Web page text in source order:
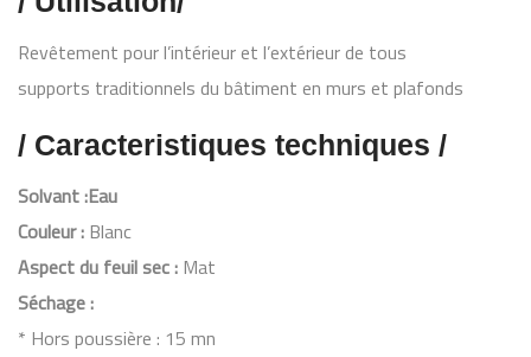
Revêtement pour l’intérieur et l’extérieur de tous
supports traditionnels du bâtiment en murs et plafonds
/ Caracteristiques techniques /
Solvant :Eau
Couleur : Blanc
Aspect du feuil sec : Mat
Séchage :
* Hors poussière : 15 mn